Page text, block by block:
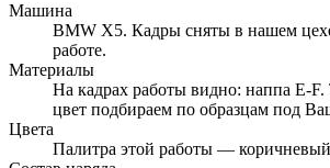
Машина
BMW X5. Кадры сняты в нашем
работе.
Материалы
На кадрах работы видно: наппа E-
цвет подбираем по образцам под
Цвета
Палитра этой работы —